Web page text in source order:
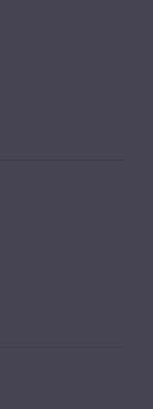
ivi compresi i
e
Marex non è
le
contenuto ed ai
al seguente